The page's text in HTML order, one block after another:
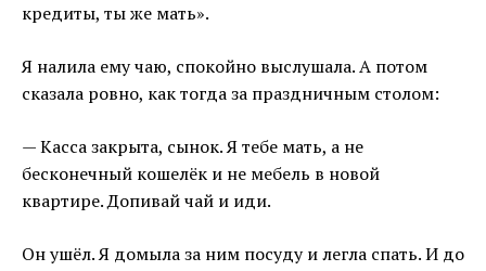
кредиты, ты же мать».
Я налила ему чаю, спокойно выслушала. А потом
сказала ровно, как тогда за праздничным столом:
— Касса закрыта, сынок. Я тебе мать, а не
бесконечный кошелёк и не мебель в новой
квартире. Допивай чай и иди.
Он ушёл. Я домыла за ним посуду и легла спать. И до